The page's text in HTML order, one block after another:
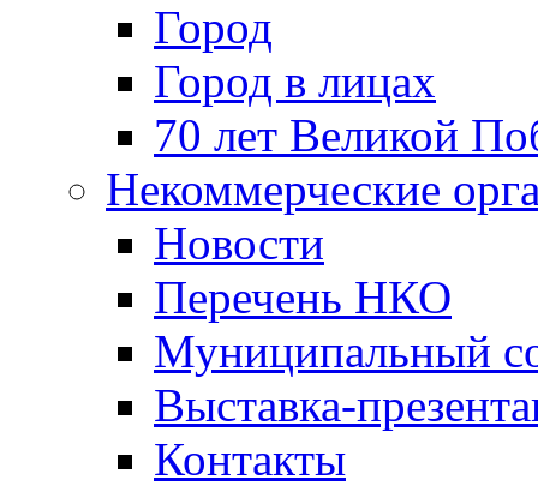
Город
Город в лицах
70 лет Великой
Некоммерческие
Новости
Перечень НКО
Муниципальный
Выставка-
Контакты